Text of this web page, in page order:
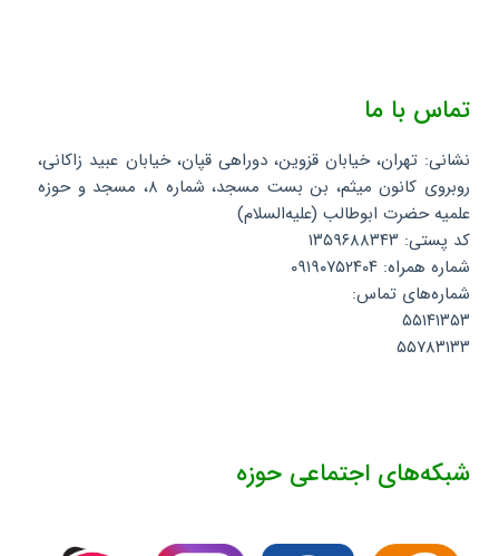
تماس با ما
نشانی: تهران، خیابان قزوین، دوراهی قپان، خیابان عبید زاکانی،
روبروی کانون میثم، بن بست مسجد، شماره ۸، مسجد و حوزه
علمیه حضرت ابوطالب (علیه‌السلام)
کد پستی: ۱۳۵۹۶۸۸۳۴۳
شماره همراه: ۰۹۱۹۰۷۵۲۴۰۴
شماره‌های تماس:
۵۵۱۴۱۳۵۳
۵۵۷۸۳۱۳۳
شبکه‌های اجتماعی حوزه